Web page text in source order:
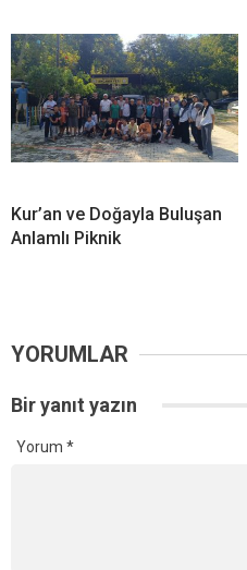
Kur’an ve Doğayla Buluşan
Anlamlı Piknik
YORUMLAR
Bir yanıt yazın
Yorum *